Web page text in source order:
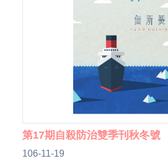
第17期自殺防治雙季刊秋冬號
106-11-19